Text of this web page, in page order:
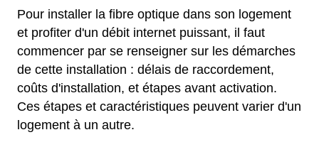
Pour installer la fibre optique dans son logement
et profiter d'un débit internet puissant, il faut
commencer par se renseigner sur les démarches
de cette installation : délais de raccordement,
coûts d'installation, et étapes avant activation.
Ces étapes et caractéristiques peuvent varier d'un
logement à un autre.